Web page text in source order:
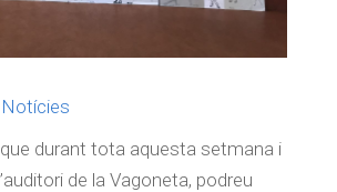
Notícies
durant tota aquesta setmana i
de la Vagoneta, podreu